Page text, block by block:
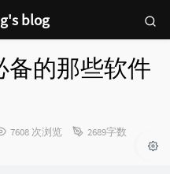
blog
备的那些软件
7608 次浏览
2689字数